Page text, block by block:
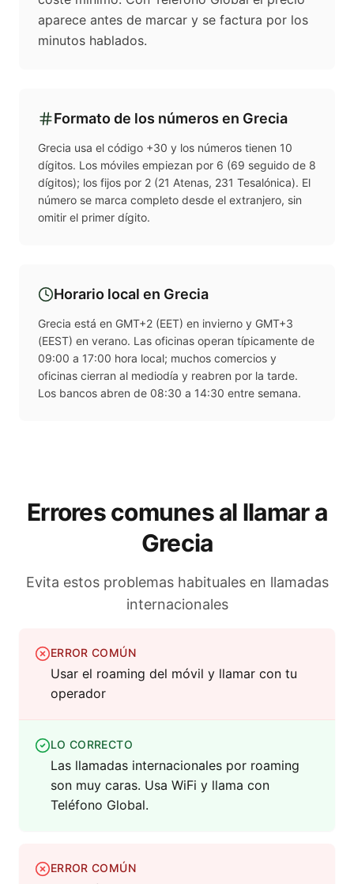
aparece antes de marcar y se factura por los
minutos hablados.
Formato de los números en Grecia
Grecia usa el código +30 y los números tienen 10
dígitos. Los móviles empiezan por 6 (69 seguido de 8
dígitos); los fijos por 2 (21 Atenas, 231 Tesalónica). El
número se marca completo desde el extranjero, sin
omitir el primer dígito.
Horario local en Grecia
Grecia está en GMT+2 (EET) en invierno y GMT+3
(EEST) en verano. Las oficinas operan típicamente de
09:00 a 17:00 hora local; muchos comercios y
oficinas cierran al mediodía y reabren por la tarde.
Los bancos abren de 08:30 a 14:30 entre semana.
Errores comunes al llamar a
Grecia
Evita estos problemas habituales en llamadas
internacionales
ERROR COMÚN
Usar el roaming del móvil y llamar con tu
operador
LO CORRECTO
Las llamadas internacionales por roaming
son muy caras. Usa WiFi y llama con
Teléfono Global.
ERROR COMÚN